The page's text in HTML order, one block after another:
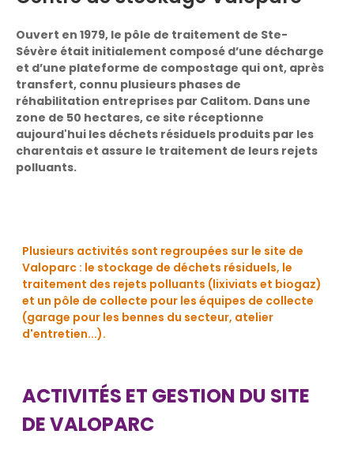
Ouvert en 1979, le pôle de traitement de Ste-
Sévère était initialement composé d’une décharge
et d’une plateforme de compostage qui ont, après
transfert, connu plusieurs phases de
réhabilitation entreprises par Calitom. Dans une
zone de 50 hectares, ce site réceptionne
aujourd'hui les déchets résiduels produits par les
charentais et assure le traitement de leurs rejets
polluants.
Plusieurs activités sont regroupées sur le site de
Valoparc : le stockage de déchets résiduels, le
traitement des rejets polluants (lixiviats et biogaz)
et un pôle de collecte pour les équipes de collecte
(garage pour les bennes du secteur, atelier
d'entretien...).
ACTIVITÉS ET GESTION DU SITE
DE VALOPARC